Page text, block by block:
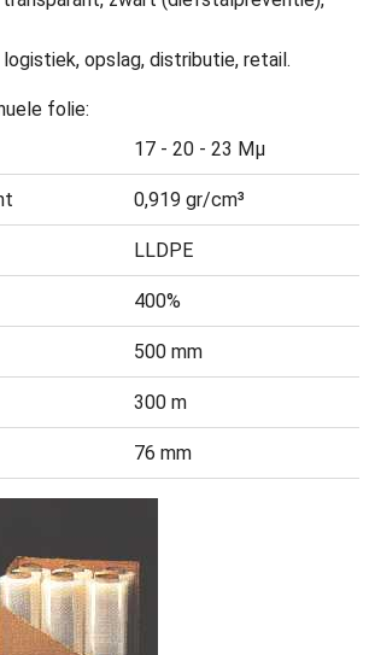
logistiek, opslag, distributie, retail.
folie:
17 - 20 - 23 Mµ
0,919 gr/cm³
LLDPE
400%
500 mm
300 m
76 mm